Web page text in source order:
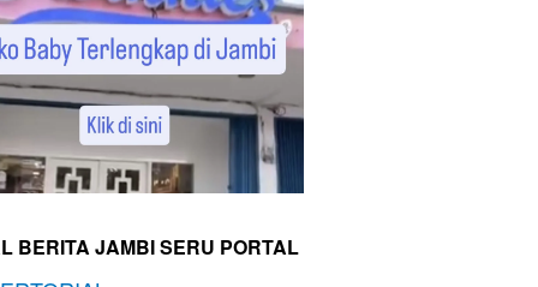
BERITA JAMBI SERU PORTAL